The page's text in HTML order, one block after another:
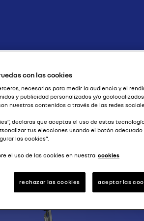
con las cookies
necesarias para medir la audiencia y el
y publicidad personalizados y/o
nuestros contenidos a través de las redes
declaras que aceptas el uso de estas
tus elecciones usando el botón adecuado
las cookies”.
el uso de las cookies en nuestra cookies
rechazar las cookies aceptar las